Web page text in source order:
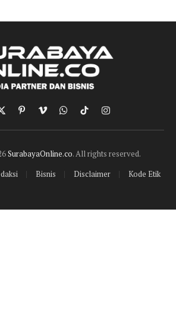
X
(Twitter)
PinterestVimeoWhatsApp
TikTokInstagram
SurabayaOnline.co. All rights reserved.
Bisnis Disclaimer Kode Etik